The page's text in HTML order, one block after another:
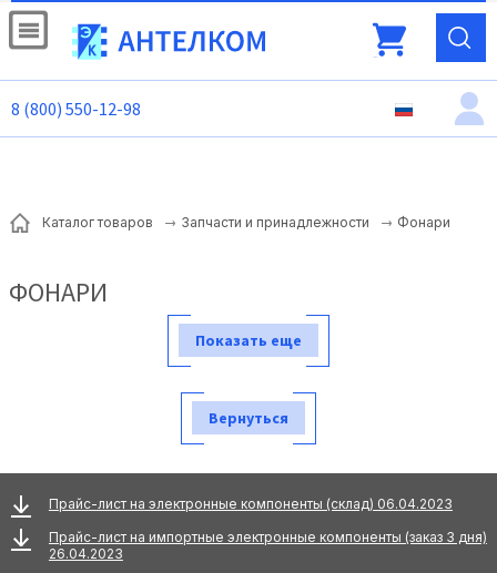
8 (800) 550-12-98
Каталог товаров Запчасти и принадлежности Фонари
ФОНАРИ
Показать еще
Вернуться
Прайс-лист на электронные компоненты (склад) 06.04.2023
Прайс-лист на импортные электронные компоненты (заказ 3 дня)
26.04.2023